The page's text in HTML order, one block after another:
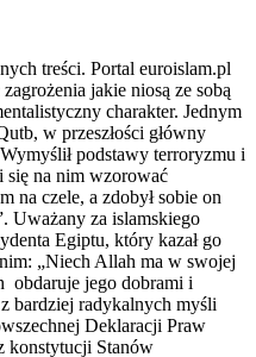
treści. Portal euroislam.pl
jakie niosą ze sobą
charakter. Jednym
w przeszłości główny
podstawy terroryzmu i
się na nim wzorować
na czele, a zdobył sobie on
Uważany za islamskiego
Egiptu, który kazał go
„Niech Allah ma w swojej
obdaruje jego dobrami i
bardziej radykalnych myśli
Deklaracji Praw
konstytucji Stanów